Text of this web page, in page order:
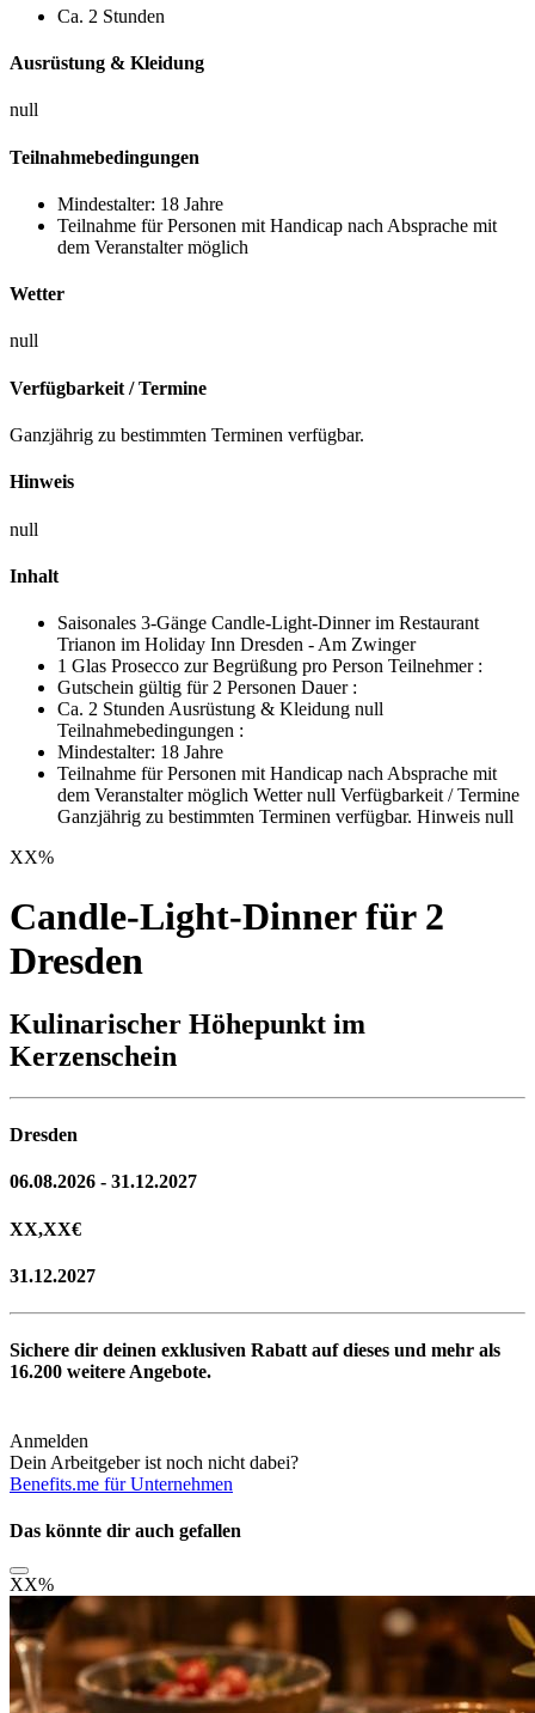
Ca. 2 Stunden
Ausrüstung & Kleidung
null
Teilnahmebedingungen
Mindestalter: 18 Jahre
Teilnahme für Personen mit Handicap nach Absprache mit
dem Veranstalter möglich
Wetter
null
Verfügbarkeit / Termine
Ganzjährig zu bestimmten Terminen verfügbar.
Hinweis
null
Inhalt
Saisonales 3-Gänge Candle-Light-Dinner im Restaurant
Trianon im Holiday Inn Dresden - Am Zwinger
1 Glas Prosecco zur Begrüßung pro Person Teilnehmer :
Gutschein gültig für 2 Personen Dauer :
Ca. 2 Stunden Ausrüstung & Kleidung null
Teilnahmebedingungen :
Mindestalter: 18 Jahre
Teilnahme für Personen mit Handicap nach Absprache mit
dem Veranstalter möglich Wetter null Verfügbarkeit / Termine
Ganzjährig zu bestimmten Terminen verfügbar. Hinweis null
XX%
Candle-Light-Dinner für 2
Dresden
Kulinarischer Höhepunkt im
Kerzenschein
Dresden
06.08.2026 - 31.12.2027
XX,XX€
31.12.2027
Sichere dir deinen exklusiven Rabatt auf dieses und mehr als
16.200 weitere Angebote.
Anmelden
Dein Arbeitgeber ist noch nicht dabei?
Benefits.me für Unternehmen
Das könnte dir auch gefallen
XX%